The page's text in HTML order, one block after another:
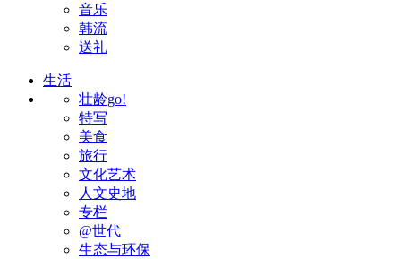
音乐
韩流
送礼
生活
壮龄go!
特写
美食
旅行
文化艺术
人文史地
专栏
@世代
生态与环保